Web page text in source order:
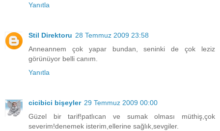
Yanıtla
Stil Direktoru 28 Temmuz 2009 23:58
Anneannem çok yapar bundan, seninki de çok leziz
görünüyor belli canım.
Yanıtla
cicibici bişeyler 29 Temmuz 2009 00:00
Güzel bir tarif!patlıcan ve sumak olması müthiş,çok
severim!denemek isterim,ellerine sağlık,sevgiler.